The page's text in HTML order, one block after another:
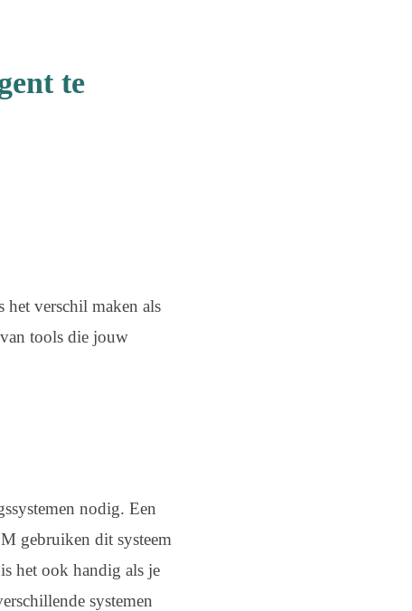
te
het verschil maken als
tools die jouw
nodig. Een
gebruiken dit systeem
het ook handig als je
systemen